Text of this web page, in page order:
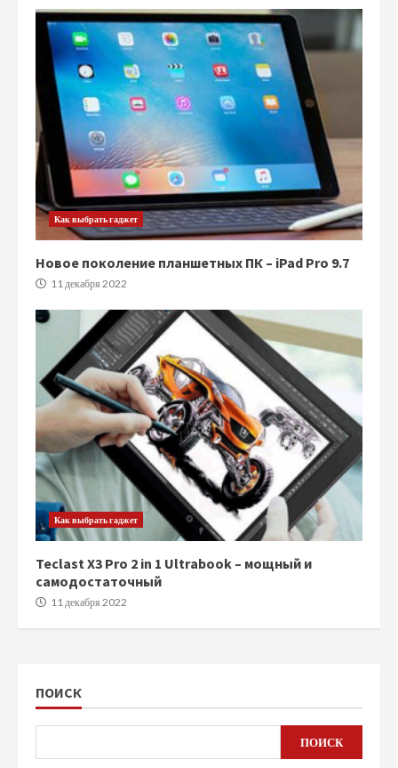
Как выбрать гаджет
Новое поколение планшетных ПК – iPad Pro 9.7
11 декабря 2022
Как выбрать гаджет
Teclast X3 Pro 2 in 1 Ultrabook – мощный и
самодостаточный
11 декабря 2022
ПОИСК
ПОИСК